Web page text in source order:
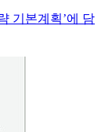
기본계획’에 담